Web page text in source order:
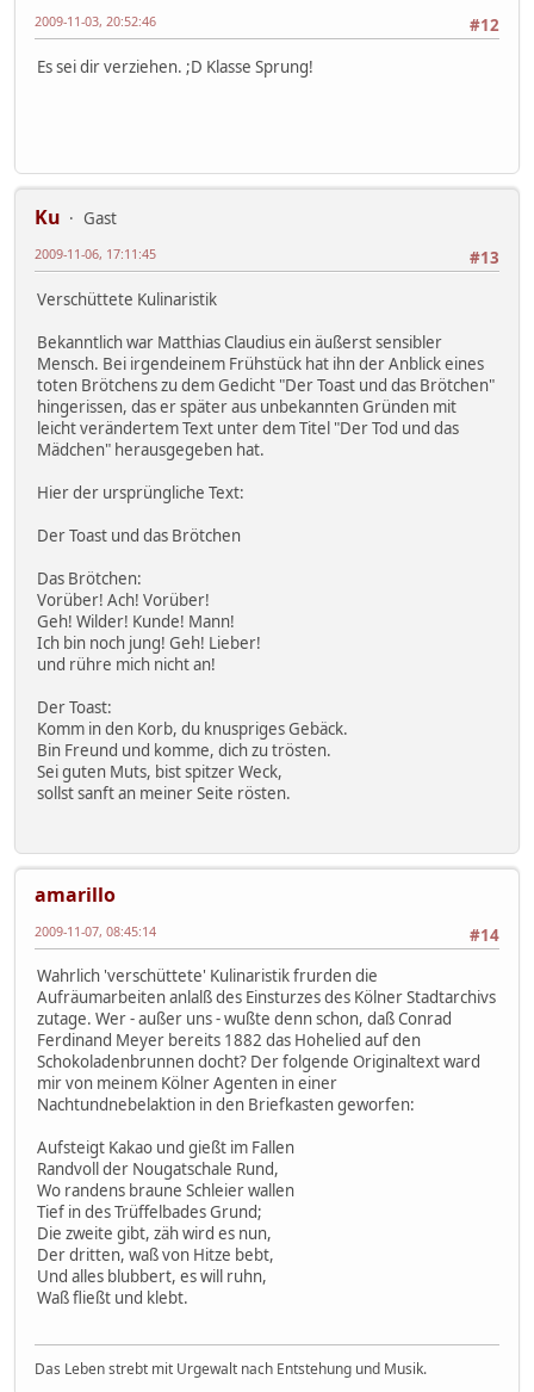
#12
2009-11-03, 20:52:46
Es sei dir verziehen. ;D Klasse Sprung!
Ku
Gast
#13
2009-11-06, 17:11:45
Verschüttete Kulinaristik
Bekanntlich war Matthias Claudius ein äußerst sensibler
Mensch. Bei irgendeinem Frühstück hat ihn der Anblick eines
toten Brötchens zu dem Gedicht "Der Toast und das Brötchen"
hingerissen, das er später aus unbekannten Gründen mit
leicht verändertem Text unter dem Titel "Der Tod und das
Mädchen" herausgegeben hat.
Hier der ursprüngliche Text:
Der Toast und das Brötchen
Das Brötchen:
Vorüber! Ach! Vorüber!
Geh! Wilder! Kunde! Mann!
Ich bin noch jung! Geh! Lieber!
und rühre mich nicht an!
Der Toast:
Komm in den Korb, du knuspriges Gebäck.
Bin Freund und komme, dich zu trösten.
Sei guten Muts, bist spitzer Weck,
sollst sanft an meiner Seite rösten.
amarillo
#14
2009-11-07, 08:45:14
Wahrlich 'verschüttete' Kulinaristik frurden die
Aufräumarbeiten anlalß des Einsturzes des Kölner Stadtarchivs
zutage. Wer - außer uns - wußte denn schon, daß Conrad
Ferdinand Meyer bereits 1882 das Hohelied auf den
Schokoladenbrunnen docht? Der folgende Originaltext ward
mir von meinem Kölner Agenten in einer
Nachtundnebelaktion in den Briefkasten geworfen:
Aufsteigt Kakao und gießt im Fallen
Randvoll der Nougatschale Rund,
Wo randens braune Schleier wallen
Tief in des Trüffelbades Grund;
Die zweite gibt, zäh wird es nun,
Der dritten, waß von Hitze bebt,
Und alles blubbert, es will ruhn,
Waß fließt und klebt.
Das Leben strebt mit Urgewalt nach Entstehung und Musik.